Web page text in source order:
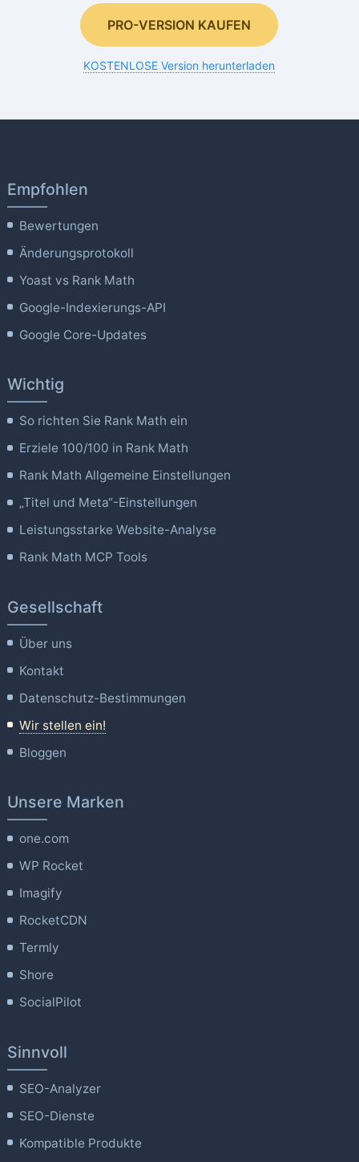
PRO-VERSION KAUFEN
KOSTENLOSE Version herunterladen
Empfohlen
Bewertungen
Änderungsprotokoll
Yoast vs Rank Math
Google-Indexierungs-API
Google Core-Updates
Wichtig
So richten Sie Rank Math ein
Erziele 100/100 in Rank Math
Rank Math Allgemeine Einstellungen
„Titel und Meta“-Einstellungen
Leistungsstarke Website-Analyse
Rank Math MCP Tools
Gesellschaft
Über uns
Kontakt
Datenschutz-Bestimmungen
Wir stellen ein!
Bloggen
Unsere Marken
one.com
WP Rocket
Imagify
RocketCDN
Termly
Shore
SocialPilot
Sinnvoll
SEO-Analyzer
SEO-Dienste
Kompatible Produkte